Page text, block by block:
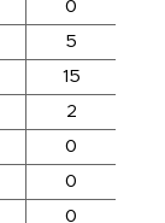
0
5
15
2
0
0
0